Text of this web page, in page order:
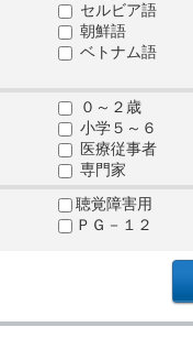
セルビア語
朝鮮語
ベトナム語
０～２歳
小学５～６
医療従事者
専門家
聴覚障害用
ＰＧ－１２